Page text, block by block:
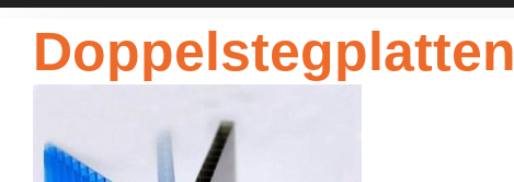
Doppelstegplatten